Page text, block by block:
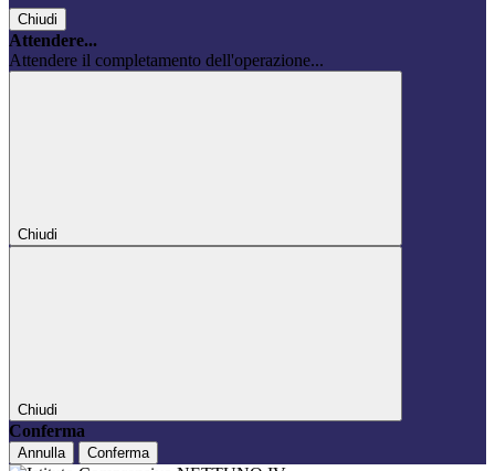
Chiudi
Attendere...
Attendere il completamento dell'operazione...
Chiudi
Chiudi
Conferma
Annulla Conferma